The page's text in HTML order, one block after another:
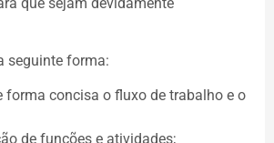
seguinte forma:
forma concisa o fluxo de trabalho e o
de funções e atividades;